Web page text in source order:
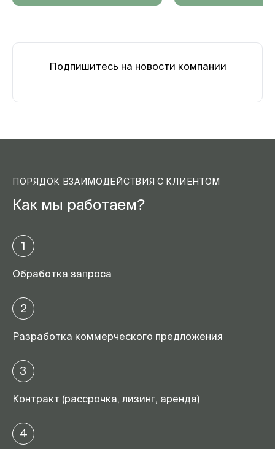
Подпишитесь на новости компании
ПОРЯДОК ВЗАИМОДЕЙСТВИЯ С КЛИЕНТОМ
Как мы работаем?
1
Обработка запроса
2
Разработка коммерческого предложения
3
Контракт (рассрочка, лизинг, аренда)
4